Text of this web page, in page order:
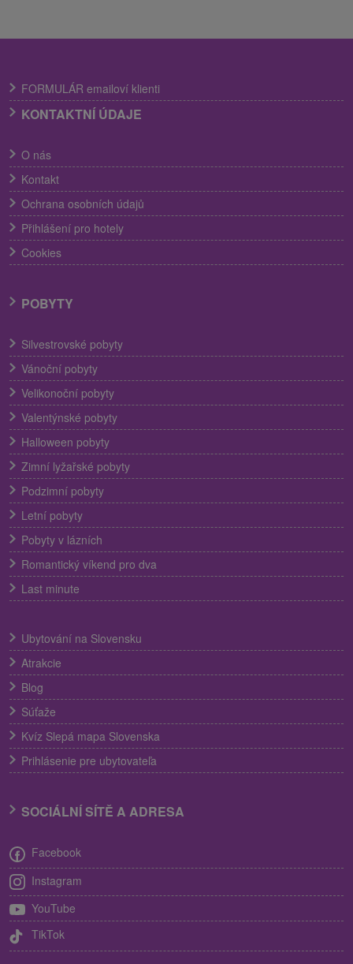
FORMULÁR emailoví klienti
KONTAKTNÍ ÚDAJE
O nás
Kontakt
Ochrana osobních údajů
Přihlášení pro hotely
Cookies
POBYTY
Silvestrovské pobyty
Vánoční pobyty
Velikonoční pobyty
Valentýnské pobyty
Halloween pobyty
Zimní lyžařské pobyty
Podzimní pobyty
Letní pobyty
Pobyty v lázních
Romantický víkend pro dva
Last minute
Ubytování na Slovensku
Atrakcie
Blog
Súťaže
Kvíz Slepá mapa Slovenska
Prihlásenie pre ubytovateľa
SOCIÁLNÍ SÍTĚ A ADRESA
Facebook
Instagram
YouTube
TikTok